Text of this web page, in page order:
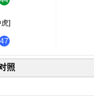
]
47
照